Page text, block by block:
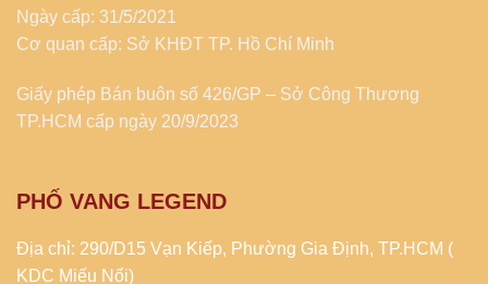
Ngày cấp: 31/5/2021
Cơ quan cấp: Sở KHĐT TP. Hồ Chí Minh
Giấy phép Bán buôn số 426/GP – Sở Công Thương
TP.HCM cấp ngày 20/9/2023
PHỐ VANG LEGEND
Địa chỉ: 290/D15 Vạn Kiếp, Phường Gia Định, TP.HCM (
KDC Miếu Nổi)